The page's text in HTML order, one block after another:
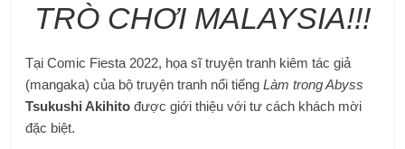
TRÒ CHƠI MALAYSIA!!!
Tại Comic Fiesta 2022, họa sĩ truyện tranh kiêm tác giả
(mangaka) của bộ truyện tranh nổi tiếngLàm trong Abyss
Tsukushi Akihito được giới thiệu với tư cách khách mời
đặc biệt.